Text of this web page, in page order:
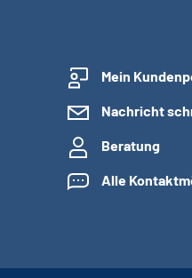
Mein
Nachricht
Beratung
Alle